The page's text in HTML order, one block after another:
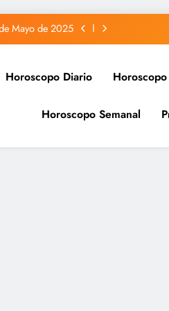
Mayo de 2025
Mayo de 2025
Mayo de 2025
Mayo de 2025
Horoscopo Diario
Horoscopo Semanal